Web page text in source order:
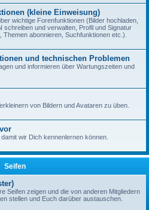
(kleine Einweisung)
wichtige Forenfunktionen (Bilder hochladen,
schreiben und verwalten, Profil und Signatur
abonnieren, Suchfunktionen etc.).
und technischen Problemen
und informieren über Wartungszeiten und
von Bildern und Avataren zu üben.
wir Dich kennenlernen können.
Seifen
Seifen zeigen und die von anderen Mitgliedern
stellen und Euch darüber austauschen.